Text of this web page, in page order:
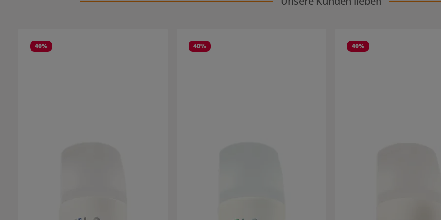
40% 40% 40%